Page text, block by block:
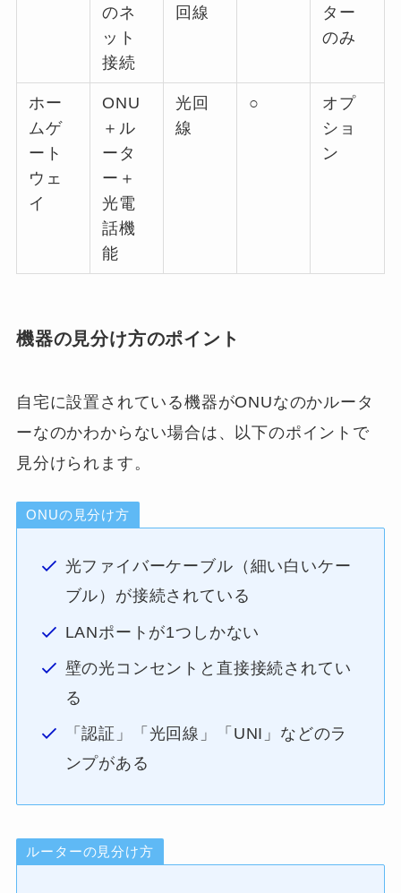
のネ
ット
接続
回線
ター
のみ
ホー
ムゲ
ート
ウェ
イ
ONU
＋ル
ータ
ー＋
光電
話機
能
光回
線
○
オプ
ショ
ン
機器の見分け方のポイント
自宅に設置されている機器がONUなのかルータ
ーなのかわからない場合は、以下のポイントで
見分けられます。
ONUの見分け方
光ファイバーケーブル（細い白いケー
ブル）が接続されている
LANポートが1つしかない
壁の光コンセントと直接接続されてい
る
「認証」「光回線」「UNI」などのラ
ンプがある
ルーターの見分け方